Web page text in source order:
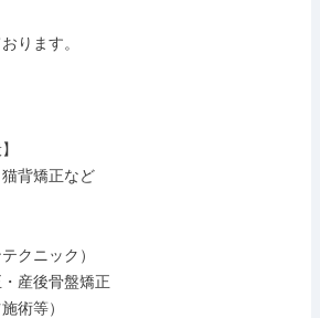
ります。
背矯正など
クニック）
産後骨盤矯正
術等）